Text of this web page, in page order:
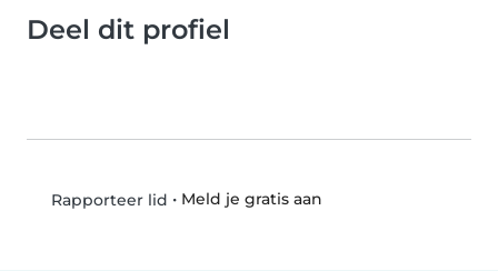
Deel dit profiel
Rapporteer lid • Meld je gratis aan